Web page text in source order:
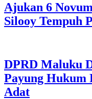
Ajukan 6
Silooy Tempuh
DPRD Maluku
Payung Hukum
Adat